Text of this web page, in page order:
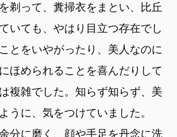
剃って、糞掃衣をまとい、比丘
いても、やはり目立つ存在でし
とをいやがったり、美人なのに
ほめられることを喜んだりして
複雑でした。知らず知らず、美
うに、気をつけていました。
分に磨く、顔や手足を丹念に洗